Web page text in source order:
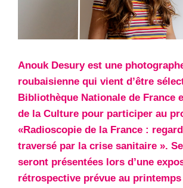
Anouk Desury est une
roubaisienne qui vient d’être
Bibliothèque Nationale de France
de la Culture pour participer au
«Radioscopie de la France :
traversé par la crise sanitaire ».
seront présentées lors d’une
rétrospective prévue au printemps